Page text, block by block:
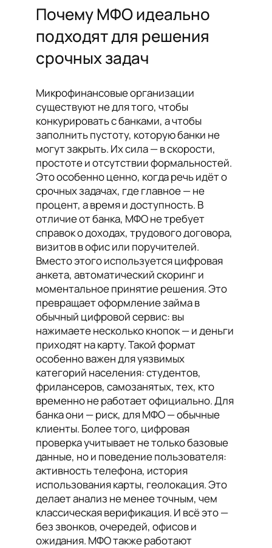
Почему МФО идеально
подходят для решения
срочных задач
Микрофинансовые организации
существуют не для того, чтобы
конкурировать с банками, а чтобы
заполнить пустоту, которую банки не
могут закрыть. Их сила — в скорости,
простоте и отсутствии формальностей.
Это особенно ценно, когда речь идёт о
срочных задачах, где главное — не
процент, а время и доступность. В
отличие от банка, МФО не требует
справок о доходах, трудового договора,
визитов в офис или поручителей.
Вместо этого используется цифровая
анкета, автоматический скоринг и
моментальное принятие решения. Это
превращает оформление займа в
обычный цифровой сервис: вы
нажимаете несколько кнопок — и деньги
приходят на карту. Такой формат
особенно важен для уязвимых
категорий населения: студентов,
фрилансеров, самозанятых, тех, кто
временно не работает официально. Для
банка они — риск, для МФО — обычные
клиенты. Более того, цифровая
проверка учитывает не только базовые
данные, но и поведение пользователя:
активность телефона, история
использования карты, геолокация. Это
делает анализ не менее точным, чем
классическая верификация. И всё это —
без звонков, очередей, офисов и
ожидания. МФО также работают